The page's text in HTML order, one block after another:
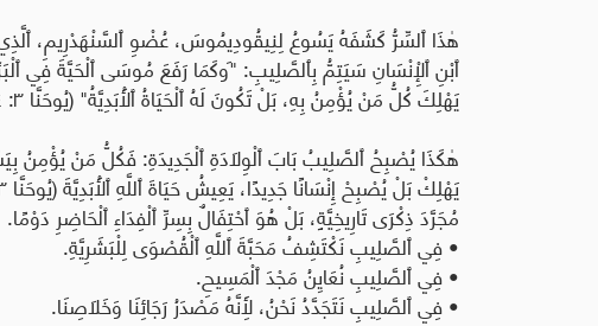
هٰذَا ٱلسِّرُّ كَشَفَهُ يَسُوعُ لِنِيقُودِيمُوسَ، عُضْوِ ٱلسَّنْهَدْرِيمِ،
ٱبْنِ ٱلْإِنْسَانِ سَيَتِمُّ بِٱلصَّلِيبِ: "َوكَمَا رَفَعَ مُوسَى ٱلْحَيَّةَ فِي
يَهْلِكَ كُلُّ مَنْ يُؤْمِنُ بِهِ، بَلْ تَكُونَ لَهُ ٱلْحَيَاةُ ٱلْأَبَدِيَّةُ" (يُوحَنَّا ٣: ١٤-١٥)
هٰكَذَا يُصْبِحُ ٱلصَّلِيبُ بَابَ ٱلْوِلَادَةِ ٱلْجَدِيدَةِ: فَكُلُّ مَنْ يُؤْمِنُ
مُجَرَّدَ ذِكْرَى تَارِيخِيَّةٍ، بَلْ هُوَ ٱحْتِفَالٌ بِسِرِّ ٱلْفِدَاءِ ٱلْحَاضِرِ دَوْمًا.
•فِي ٱلصَّلِيبِ نَكْتَشِفُ مَحَبَّةَ ٱللَّهِ ٱلْقُصْوَى لِلْبَشَرِيَّةِ.
•فِي ٱلصَّلِيبِ نُعَايِنُ مَجْدَ ٱلْمَسِيحِ.
•فِي ٱلصَّلِيبِ نَتَجَدَّدُ نَحْنُ، لِأَنَّهُ مَصْدَرُ رَجَائِنَا وَخَلَاصِنَا.